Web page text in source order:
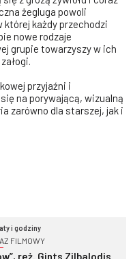
żegluga powoli
której każdy przechodzi
nowe rodzaje
grupie towarzyszy w ich
przyjaźni i
na porywającą, wizualną
zarówno dla starszej, jak i
i godziny
FILMOWY